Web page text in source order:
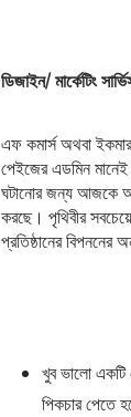
ডিজাইন/ মার্কেটিং
এফ কমার্স অথবা
পেইজের এডমিন
ঘটানোর জন্য আজকে
করছে। পৃথিবীর
প্রতিষ্ঠানের বিপননের
খুব ভালো একটি
পিকচার পেতে